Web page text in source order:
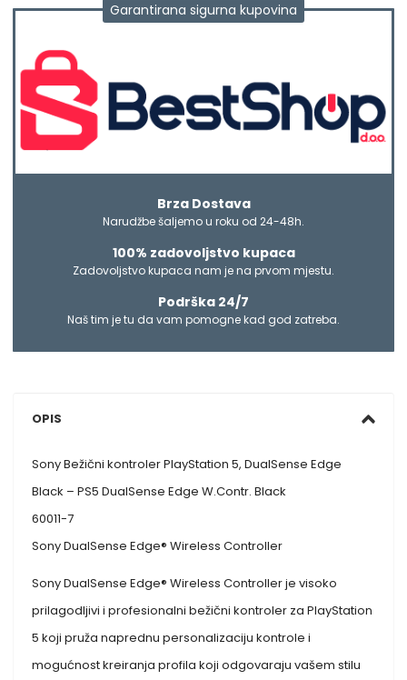
Garantirana sigurna kupovina
Brza Dostava
Narudžbe šaljemo u roku od 24-48h.
100% zadovoljstvo kupaca
Zadovoljstvo kupaca nam je na prvom mjestu.
Podrška 24/7
Naš tim je tu da vam pomogne kad god zatreba.
OPIS
Sony Bežični kontroler PlayStation 5, DualSense Edge
Black – PS5 DualSense Edge W.Contr. Black
60011-7
Sony DualSense Edge® Wireless Controller
Sony DualSense Edge® Wireless Controller je visoko
prilagodljivi i profesionalni bežični kontroler za PlayStation
5 koji pruža naprednu personalizaciju kontrole i
mogućnost kreiranja profila koji odgovaraju vašem stilu